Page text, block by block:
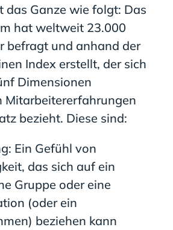
das Ganze wie folgt: Das
hat weltweit 23.000
befragt und anhand der
Index erstellt, der sich
Dimensionen
Mitarbeitererfahrungen
bezieht. Diese sind:
Ein Gefühl von
das sich auf ein
Gruppe oder eine
(oder ein
beziehen kann